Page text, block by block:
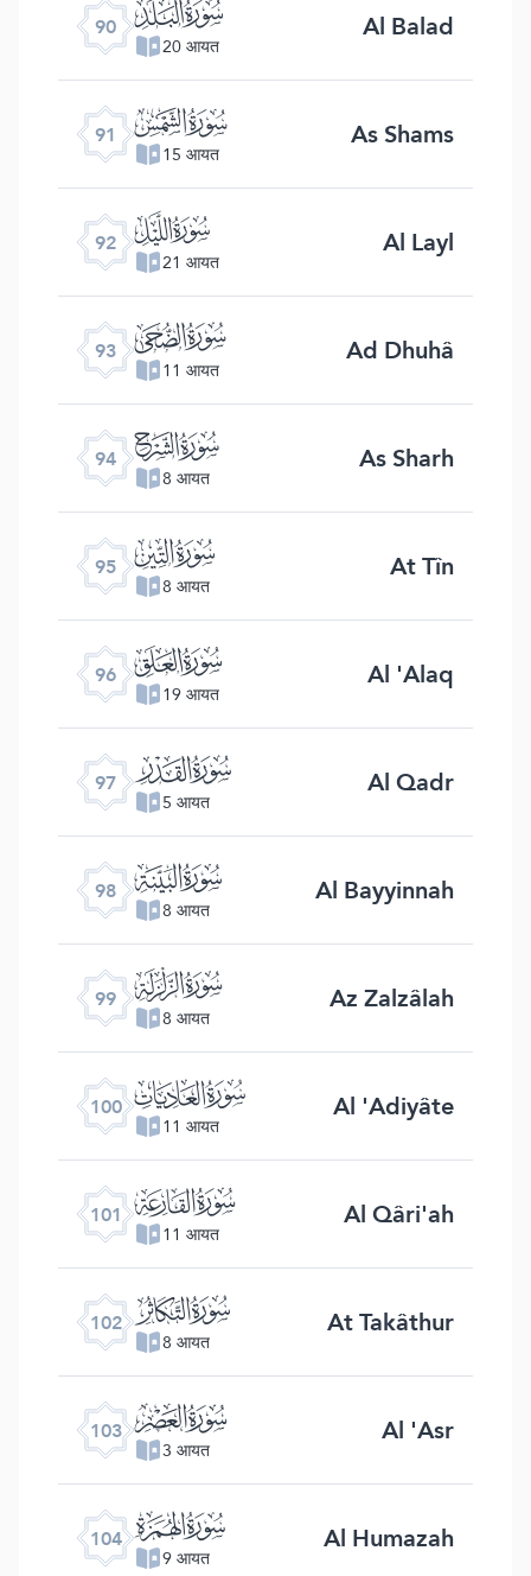
90 ﰇ
20 आयत Al Balad
91 ﰈ
15 आयत As Shams
92 ﰉ
21 आयत Al Layl
93 ﰊ
11 आयत Ad Dhuhâ
94 ﰋ
8 आयत As Sharh
95 ﰌ
8 आयत At Tîn
96 ﰍ
19 आयत Al 'Alaq
97 ﰎ
5 आयत Al Qadr
98 ﰏ
8 आयत Al Bayyinnah
99 ﰐ
8 आयत Az Zalzâlah
100 ﰑ
11 आयत Al 'Adiyâte
101 ﰒ
11 आयत Al Qâri'ah
102 ﰓ
8 आयत At Takâthur
103 ﰔ
3 आयत Al 'Asr
104 ﰕ
9 आयत Al Humazah